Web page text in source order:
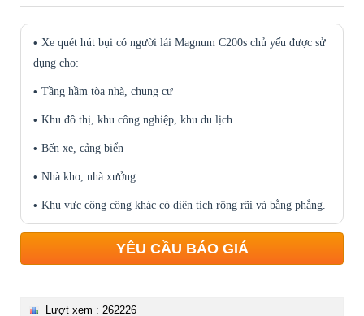
Xe quét hút bụi có người lái Magnum C200s chủ yếu được sử
dụng cho:
Tầng hầm tòa nhà, chung cư
Khu đô thị, khu công nghiệp, khu du lịch
Bến xe, cảng biển
Nhà kho, nhà xưởng
Khu vực công cộng khác có diện tích rộng rãi và bằng phẳng.
YÊU CẦU BÁO GIÁ
Lượt xem : 262226